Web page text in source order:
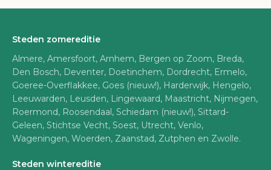
Steden zomereditie
Almere, Amersfoort, Arnhem, Bergen op Zoom, Breda,
Den Bosch, Deventer, Doetinchem, Dordrecht, Ermelo,
Goeree-Overflakkee, Goes (nieuw!), Harderwijk, Hengelo,
Leeuwarden, Leusden, Lingewaard, Maastricht, Nijmegen,
Roermond, Roosendaal, Schiedam (nieuw!), Sittard-
Geleen, Stichtse Vecht, Soest, Utrecht, Venlo,
Wageningen, Woerden, Zaanstad, Zutphen en Zwolle.
Steden wintereditie